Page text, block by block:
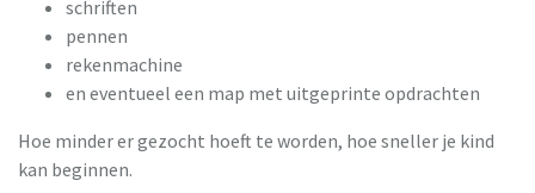
schriften
pennen
rekenmachine
en eventueel een map met uitgeprinte opdrachten
Hoe minder er gezocht hoeft te worden, hoe sneller je kind
kan beginnen.